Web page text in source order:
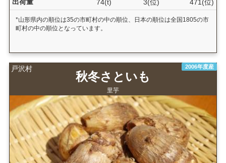
74(t) 3(位) 471(位)
*山形県内の順位は35の市町村の中の順位、日本の順位は全国1805の市
町村の中の順位となっています。
戸沢村 2006年度産
秋冬さといも
里芋